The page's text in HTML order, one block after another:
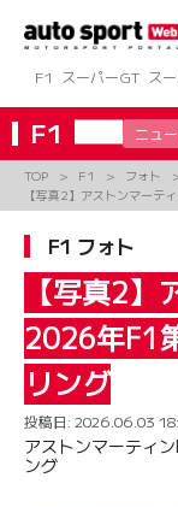
ツ
へ
ス
キ
プ
F1 スーパーGT ス
F1 ニュ
TOP F1
フォト
【写真2】アストンマーテ
F1 フォト
【写真2
2026年F1
リング
投稿日: 2026.06.03
アストンマーティ
ング